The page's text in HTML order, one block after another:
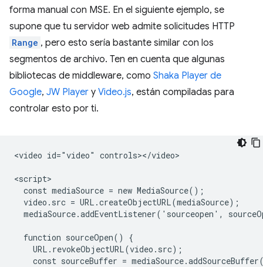
forma manual con MSE. En el siguiente ejemplo, se
supone que tu servidor web admite solicitudes HTTP
Range , pero esto sería bastante similar con los
segmentos de archivo. Ten en cuenta que algunas
bibliotecas de middleware, como Shaka Player de
Google, JW Player y Video.js, están compiladas para
controlar esto por ti.
<video id="video" controls></video>
<script>
  const mediaSource = new MediaSource();
  video.src = URL.createObjectURL(mediaSource);
mediaSource.addEventListener('sourceopen',
  function sourceOpen() {
    URL.revokeObjectURL(video.src);
const sourceBuffer =